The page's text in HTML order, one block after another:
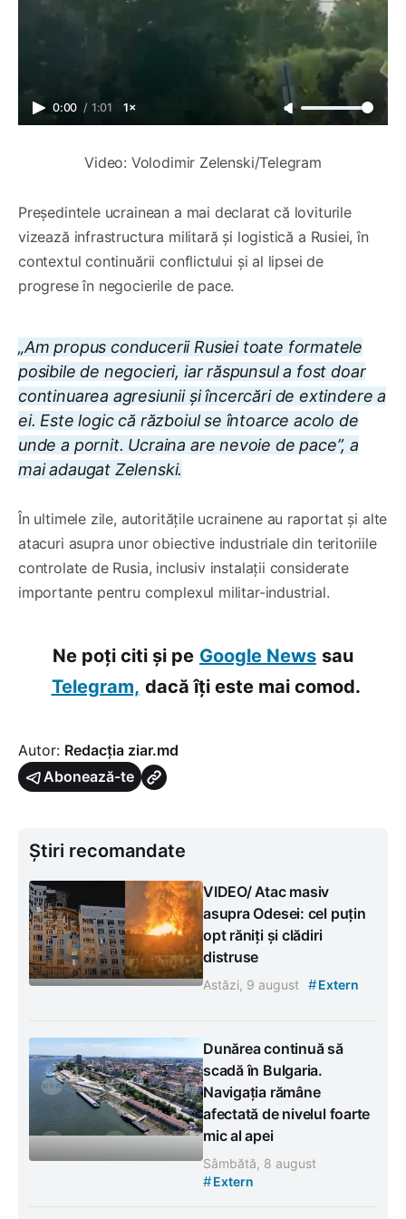
0:00 / 1:01 1×
Video: Volodimir Zelenski/Telegram
Președintele ucrainean a mai declarat că loviturile
vizează infrastructura militară și logistică a Rusiei, în
contextul continuării conflictului și al lipsei de
progrese în negocierile de pace.
„Am propus conducerii Rusiei toate formatele
posibile de negocieri, iar răspunsul a fost doar
continuarea agresiunii și încercări de extindere a
ei. Este logic că războiul se întoarce acolo de
unde a pornit. Ucraina are nevoie de pace”, a
mai adaugat Zelenski.
În ultimele zile, autoritățile ucrainene au raportat și alte
atacuri asupra unor obiective industriale din teritoriile
controlate de Rusia, inclusiv instalații considerate
importante pentru complexul militar-industrial.
Ne poți citi și pe Google News sau
Telegram, dacă îți este mai comod.
Autor: Redacția ziar.md
Abonează-te
Știri recomandate
VIDEO/ Atac masiv
asupra Odesei: cel puțin
opt răniți și clădiri
distruse
Astăzi, 9 august #Extern
Dunărea continuă să
scadă în Bulgaria.
Navigația rămâne
afectată de nivelul foarte
mic al apei
Sâmbătă, 8 august
#Extern